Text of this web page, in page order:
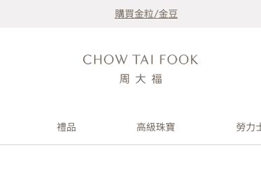
購買金粒/金豆
禮品 高級珠寶 勞力